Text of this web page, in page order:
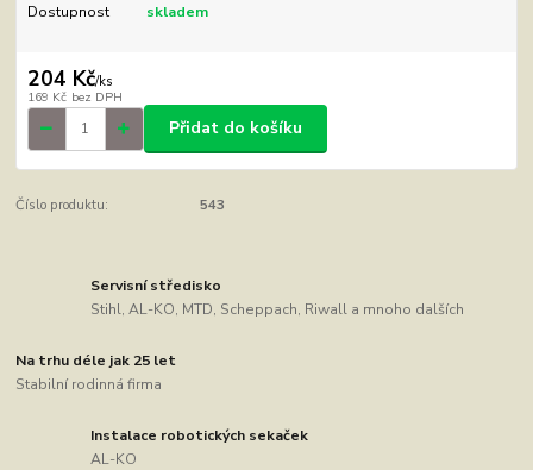
Dostupnost skladem
204 Kč/ks
169 Kč bez DPH
Přidat do košíku
Číslo produktu: 543
Servisní středisko
Stihl, AL-KO, MTD, Scheppach, Riwall a mnoho dalších
Na trhu déle jak 25 let
Stabilní rodinná firma
Instalace robotických sekaček
AL-KO